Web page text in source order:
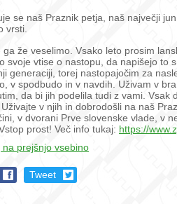
se naš Praznik petja, naš največji
vrsti.
ga že veselimo. Vsako leto prosim
svoje vtise o nastopu, da napišejo to
generaciji, torej nastopajočim za
v spodbudo in v navdih. Uživam v
da bi jih podelila tudi z vami. Vsak
v njih in dobrodošli na naš
v dvorani Prve slovenske vlade, v
prost! Več info tukaj: https://
na prejšnjo vsebino
Tweet